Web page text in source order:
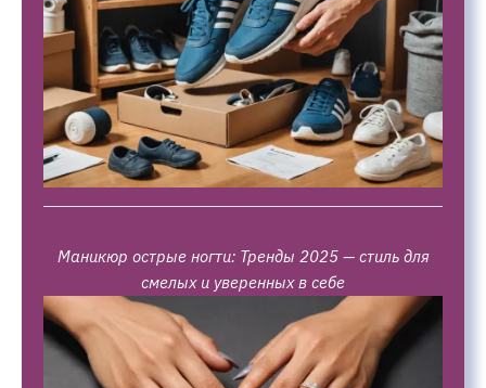
Маникюр острые ногти: Тренды 2025 — стиль для
смелых и уверенных в себе